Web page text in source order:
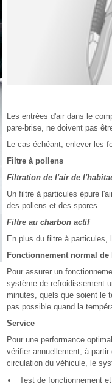
Les entrées d'air dans le
pare-brise, ne doivent pas
Le cas échéant, enlever les
Filtre à pollens
Filtration de l'air de
Un filtre à particules épure
des pollens et des spores.
Filtre au charbon actif
En plus du filtre à particules,
Fonctionnement normal
Pour assurer un
système de refroidissement
minutes, quels que soient le
pas possible quand la
Service
Pour une performance
vérifier annuellement, à
circulation du véhicule, le
Test de fonctionnement